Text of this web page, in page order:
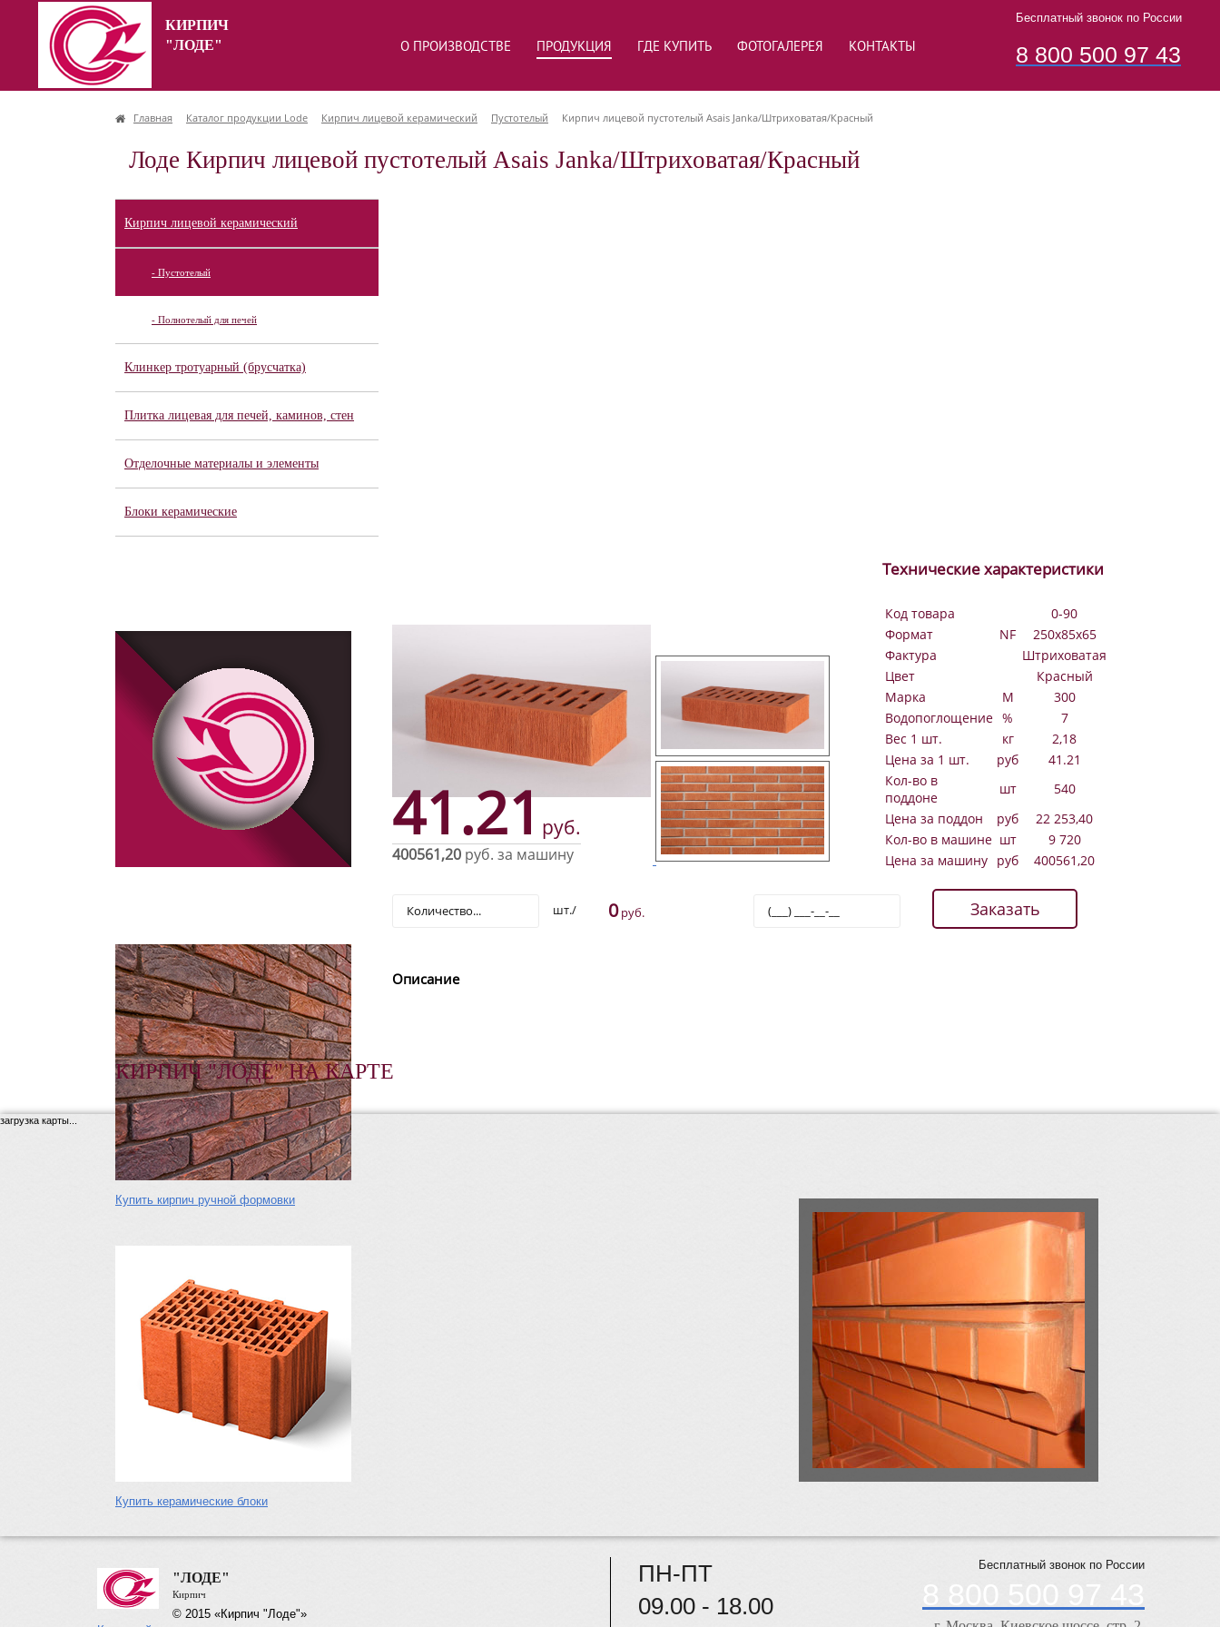
КИРПИЧ
"ЛОДЕ"
О ПРОИЗВОДСТВЕ ПРОДУКЦИЯ ГДЕ КУПИТЬ ФОТОГАЛЕРЕЯ КОНТАКТЫ
Бесплатный звонок по России
8 800 500 97 43
Главная Каталог продукции Lode Кирпич лицевой керамический Пустотелый Кирпич лицевой пустотелый Asais Janka/Штриховатая/Красный
Лоде Кирпич лицевой пустотелый Asais Janka/Штриховатая/Красный
Кирпич лицевой керамический
- Пустотелый
- Полнотелый для печей
Клинкер тротуарный (брусчатка)
Плитка лицевая для печей, каминов, стен
Отделочные материалы и элементы
Блоки керамические
Купить кирпич ручной формовки
Купить керамические блоки
41.21руб.
400561,20 руб. за машину
Технические характеристики
Код товара
0-90
Формат
NF
250х85х65
Фактура
Штриховатая
Цвет
Красный
Марка
М
300
Водопоглощение %
7
Вес 1 шт.
кг
2,18
Цена за 1 шт.
руб
41.21
Кол-во в
поддоне
шт
540
Цена за поддон
руб
22 253,40
Кол-во в машине шт
9 720
Цена за машину руб 400561,20
шт./ 0руб.
Описание
КИРПИЧ "ЛОДЕ" НА КАРТЕ
загрузка карты...
"ЛОДЕ"
Кирпич
© 2015 «Кирпич "Лоде"»
ПН-ПТ
09.00 - 18.00
Бесплатный звонок по России
8 800 500 97 43